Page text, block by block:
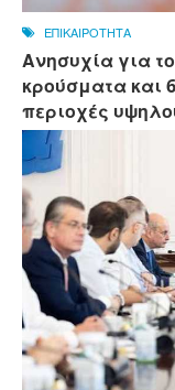
ΕΠΙΚΑΙΡΟΤΗΤΑ
Ανησυχία για
κρούσματα και
περιοχές